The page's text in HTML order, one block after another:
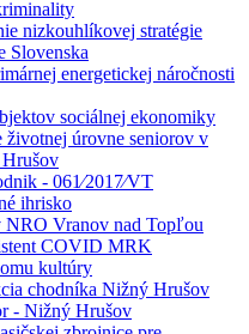
nizkouhlíkovej stratégie
Slovenska
energetickej náročnosti
sociálnej ekonomiky
životnej úrovne seniorov v
- 061⁄2017⁄VT
ihrisko
NRO Vranov nad Topľou
COVID MRK
kultúry
chodníka Nižný Hrušov
- Nižný Hrušov